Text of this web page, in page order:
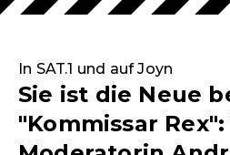
In SAT.1 und auf Joyn
Sie ist die Neue
"Kommissar